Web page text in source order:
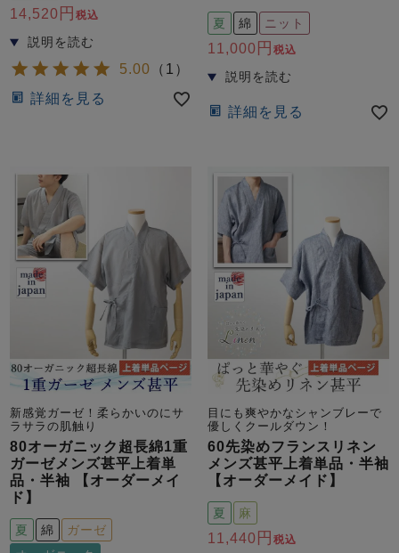
14,520 税込
5.00 （ 1 ）
詳細を見る
夏 綿 ニット
11,000 税込
詳細を見る
新感覚ガーゼ！柔らかいのにサ
ラサラの肌触り
80オーガニック超長綿1重
ガーゼメンズ甚平上着単
品・半袖 【オーダーメイ
ド】
夏 綿
ガーゼ
目にも爽やかなシャンブレーで
優しくクールダウン！
60先染めフランスリネン
メンズ甚平上着単品・半袖
【オーダーメイド】
夏 麻
11,440 税込